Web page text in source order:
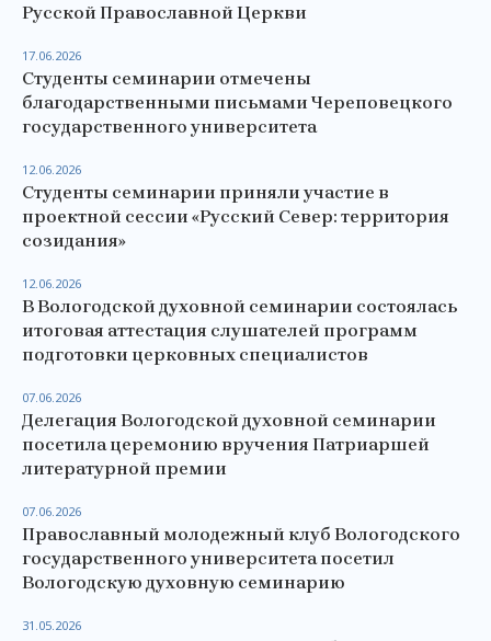
Русской Православной Церкви
Студенты семинарии отмечены
благодарственными письмами Череповецкого
государственного университета
17.06.2026
Студенты семинарии приняли участие в
проектной сессии «Русский Север: территория
созидания»
12.06.2026
В Вологодской духовной семинарии состоялась
итоговая аттестация слушателей программ
подготовки церковных специалистов
12.06.2026
Делегация Вологодской духовной семинарии
посетила церемонию вручения Патриаршей
литературной премии
07.06.2026
Православный молодежный клуб Вологодского
государственного университета посетил
Вологодскую духовную семинарию
07.06.2026
31.05.2026